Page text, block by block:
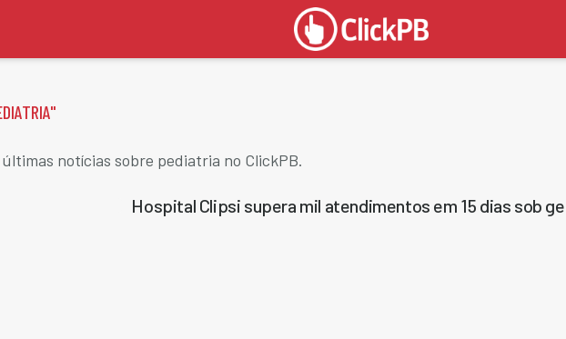
"
notícias sobre pediatria no ClickPB.
Hospital Clipsi supera mil atendimentos em 15 dias sob